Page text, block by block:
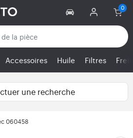
Accessoires Huile Filtres
une recherche
060458